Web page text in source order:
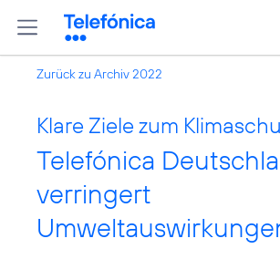
Zurück zu Archiv 2022
Klare Ziele zum
Telefónica
verringert